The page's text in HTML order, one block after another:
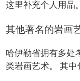
这里补充个人用品。
其他著名的岩画
哈伊勒省拥有多处
类岩画艺术。 其中